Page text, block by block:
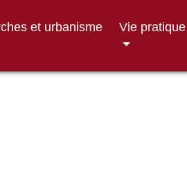
et urbanisme Vie pratique